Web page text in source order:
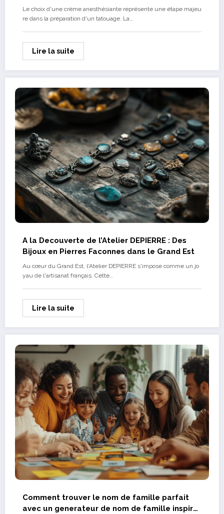
Leaders du Marche
Le choix d'une crème anesthésiante représente une étape majeu
re dans la préparation d'un tatouage. La…
Lire la suite
A la Decouverte de l’Atelier DEPIERRE : Des
Bijoux en Pierres Faconnes dans le Grand Est
Au cœur du Grand Est, l'Atelier DEPIERRE s'impose comme un jo
yau de l'artisanat français. Cette…
Lire la suite
Comment trouver le nom de famille parfait
avec un generateur de nom de famille inspire